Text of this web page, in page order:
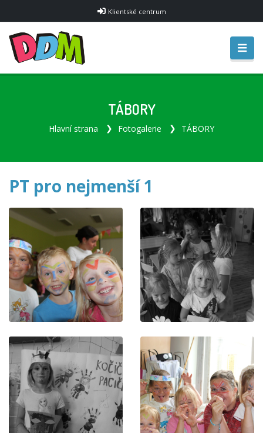
Klientské centrum
TÁBORY
Hlavní strana Fotogalerie TÁBORY
PT pro nejmenší 1